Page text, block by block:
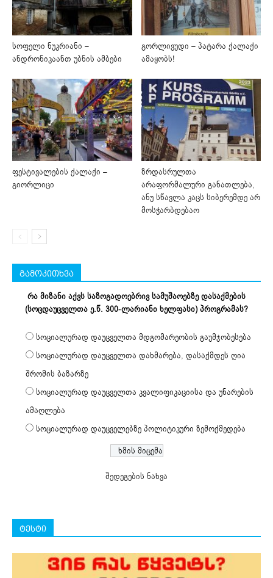
სოფელი ნუკრიანი –
ანდრონიკაანთ უბნის ამბები
გორლივუდი – პატარა ქალაქი
ამაყობს!
ფესტივალების ქალაქი –
გიორლიცი
ზრდასრულთა
არაფორმალური განათლება,
ანუ სწავლა კაცს სიბერემდე არ
მოსჭარბდებაო
გამოკითხვა
რა მიზანი აქვს საზოგადოებრივ სამუშაოებზე დასაქმების
(სოცდაუცველთა ე.წ. 300-ლარიანი ხელფასი) პროგრამას?
სოციალურად დაუცველთა მდგომარეობის გაუმჯობესება
სოციალურად დაუცველთა დახმარება, დასაქმდეს ღია
შრომის ბაზარზე
სოციალურად დაუცველთა კვალიფიკაციისა და უნარების
ამაღლება
სოციალურად დაუცველებზე პოლიტიკური ზემოქმედება
შედეგების ნახვა
ტესტი